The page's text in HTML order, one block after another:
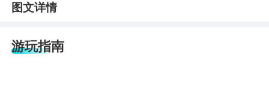
图文详情
游玩指南